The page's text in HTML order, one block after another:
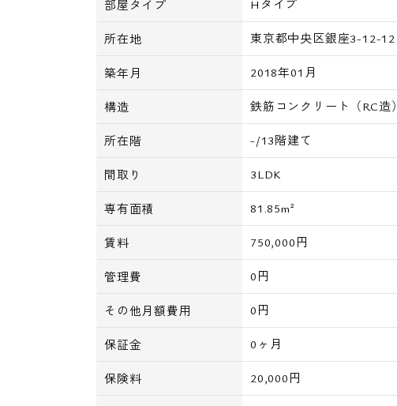
部屋タイプ Hタイプ
所在地 東京都中央区銀座3-12-12
築年月 2018年01月
構造 鉄筋コンクリート（RC造）
所在階 -/13階建て
間取り 3LDK
専有面積 81.85m²
賃料 750,000円
管理費 0円
その他月額費用 0円
保証金 0ヶ月
保険料 20,000円